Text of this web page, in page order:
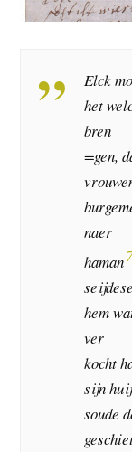
Elck
het
bren
=gen,
naer
haman
seijdese
hem
ver
kocht
sijn
soude